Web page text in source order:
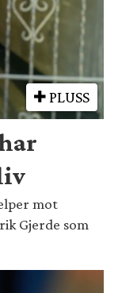
PLUSS
mot
Gjerde som